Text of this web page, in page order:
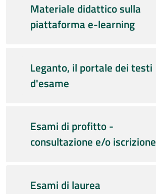
Materiale didattico sulla
piattaforma e-learning
Leganto, il portale dei testi
d'esame
Esami di profitto -
consultazione e/o iscrizione
Esami di laurea